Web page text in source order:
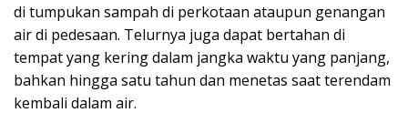
di tumpukan sampah di perkotaan ataupun genangan
air di pedesaan. Telurnya juga dapat bertahan di
tempat yang kering dalam jangka waktu yang panjang,
bahkan hingga satu tahun dan menetas saat terendam
kembali dalam air.